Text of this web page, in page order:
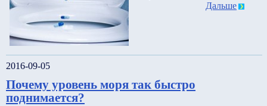
Дальше
2016-09-05
Почему уровень моря так быстро
поднимается?